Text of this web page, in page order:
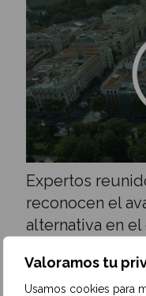
Valoramos tu
Usamos cookies para
Expertos
reconocen el
alternativa en